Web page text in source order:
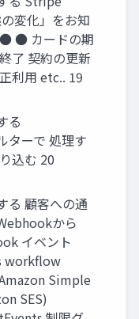
変化」をお知
● カードの期
了 契約の更新
利用 etc.. 19
る
ターで 処理す
込む 20
る 顧客への通
から
イベント
workflow
Simple
SES)